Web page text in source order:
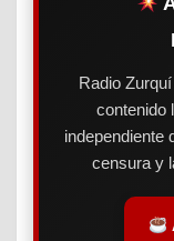
Radio
contenido
independiente
censura y